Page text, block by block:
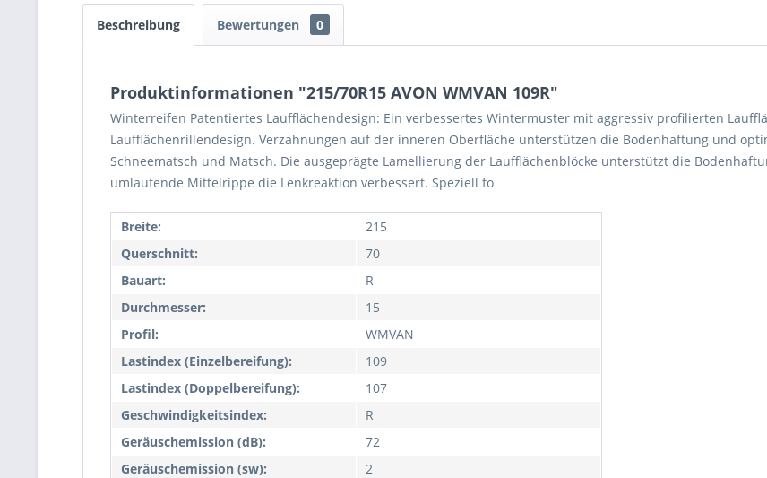
Beschreibung Bewertungen 0
Produktinformationen "215/70R15 AVON WMVAN 109R"
Winterreifen Patentiertes Laufflächendesign: Ein verbessertes Wintermuster mit aggressiv profilierten
Laufflächenrillendesign. Verzahnungen auf der inneren Oberfläche unterstützen die Bodenhaftung und
Schneematsch und Matsch. Die ausgeprägte Lamellierung der Laufflächenblöcke unterstützt die
umlaufende Mittelrippe die Lenkreaktion verbessert. Speziell fo
Breite:
215
Querschnitt:
70
Bauart:
R
Durchmesser:
15
Profil:
WMVAN
Lastindex (Einzelbereifung):
109
Lastindex (Doppelbereifung):
107
Geschwindigkeitsindex:
R
Geräuschemission (dB):
72
Geräuschemission (sw):
2